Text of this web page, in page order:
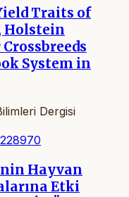
Traits of
Holstein
System in
Dergisi
Hayvan
Etki